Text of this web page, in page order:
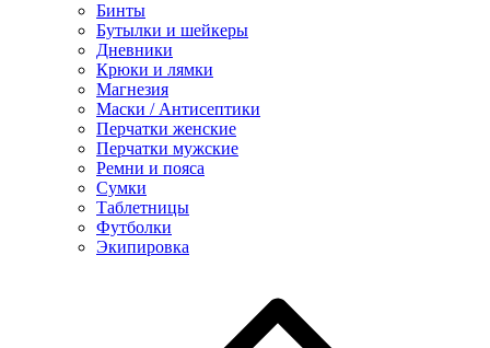
Бинты
Бутылки и шейкеры
Дневники
Крюки и лямки
Магнезия
Маски / Антисептики
Перчатки женские
Перчатки мужские
Ремни и пояса
Сумки
Таблетницы
Футболки
Экипировка